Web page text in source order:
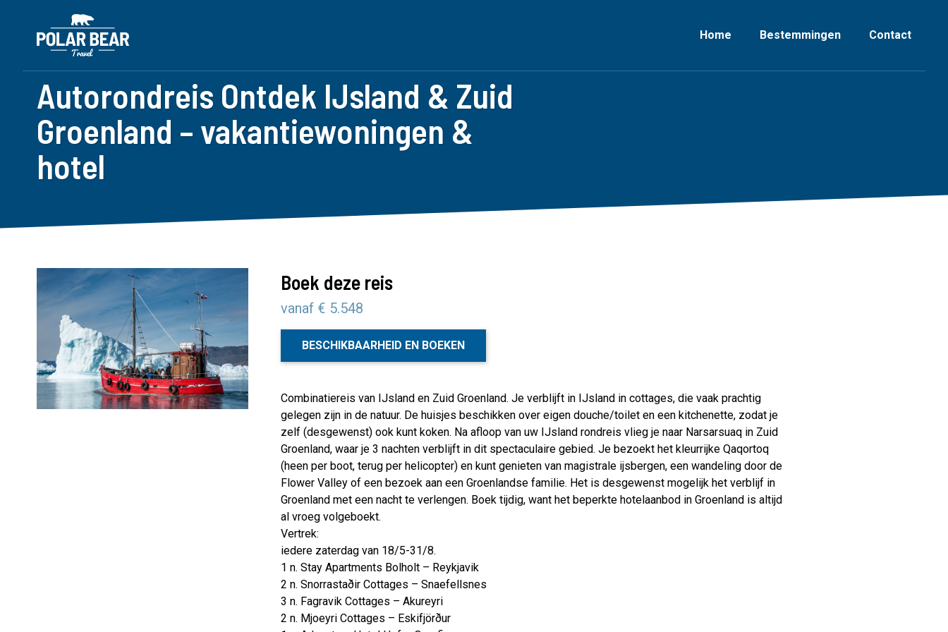
Home Bestemmingen Contact
Autorondreis Ontdek IJsland & Zuid
Groenland – vakantiewoningen &
hotel
Boek deze reis
vanaf € 5.548
BESCHIKBAARHEID EN BOEKEN
Combinatiereis van IJsland en Zuid Groenland. Je verblijft in IJsland in cottages, die vaak prachtig
gelegen zijn in de natuur. De huisjes beschikken over eigen douche/toilet en een kitchenette, zodat je
zelf (desgewenst) ook kunt koken. Na afloop van uw IJsland rondreis vlieg je naar Narsarsuaq in Zuid
Groenland, waar je 3 nachten verblijft in dit spectaculaire gebied. Je bezoekt het kleurrijke Qaqortoq
(heen per boot, terug per helicopter) en kunt genieten van magistrale ijsbergen, een wandeling door de
Flower Valley of een bezoek aan een Groenlandse familie. Het is desgewenst mogelijk het verblijf in
Groenland met een nacht te verlengen. Boek tijdig, want het beperkte hotelaanbod in Groenland is altijd
al vroeg volgeboekt.
Vertrek:
iedere zaterdag van 18/5-31/8.
1 n. Stay Apartments Bolholt – Reykjavik
2 n. Snorrastaðir Cottages – Snaefellsnes
3 n. Fagravik Cottages – Akureyri
2 n. Mjoeyri Cottages – Eskifjörður